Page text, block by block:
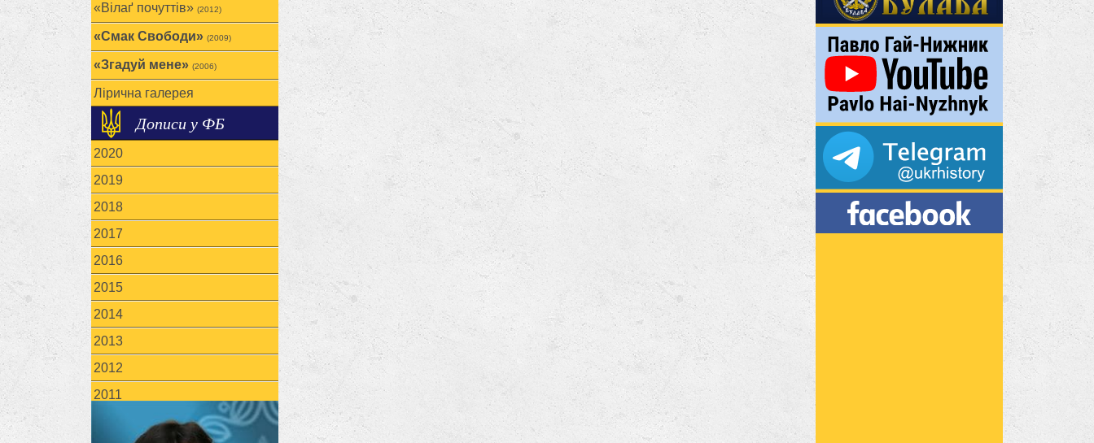
«Вілаґ почуттів» (2012)
«Смак Свободи» (2009)
«Згадуй мене» (2006)
Лірична галерея
Дописи у ФБ
2020
2019
2018
2017
2016
2015
2014
2013
2012
2011